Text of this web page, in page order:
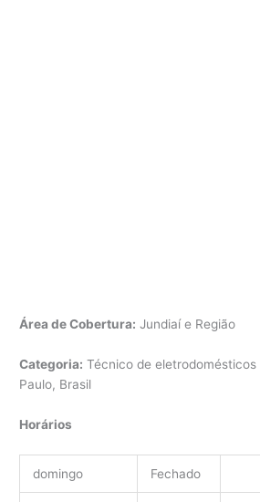
Área de Cobertura: Jundiaí e Região
Categoria: Técnico de
Paulo, Brasil
Horários
domingo Fechado